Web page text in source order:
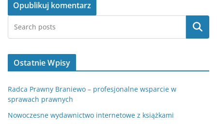
Szukaj
Ostatnie Wpisy
Radca Prawny Braniewo – profesjonalne wsparcie w
sprawach prawnych
Nowoczesne wydawnictwo internetowe z książkami